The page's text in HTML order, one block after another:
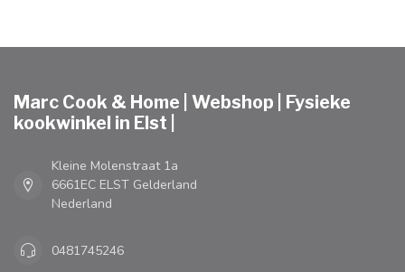
Marc Cook & Home | Webshop | Fysieke
kookwinkel in Elst |
Kleine Molenstraat 1a
6661EC ELST Gelderland
Nederland
0481745246